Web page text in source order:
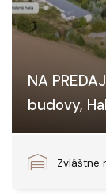
NA
budovy,
Zvláštne